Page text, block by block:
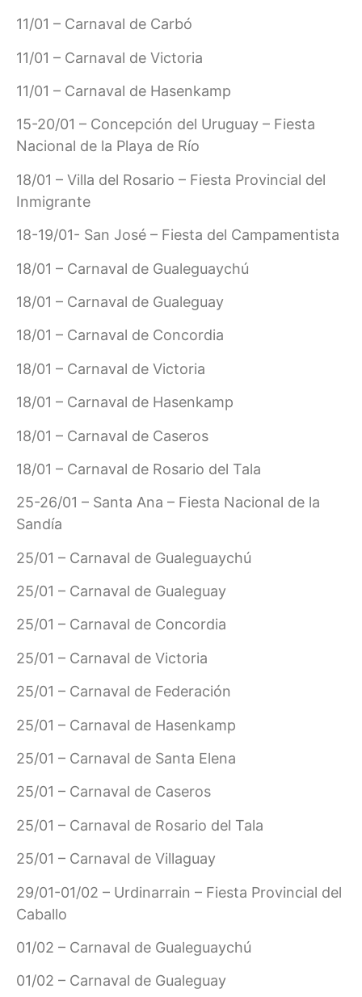
11/01 – Carnaval de Carbó
11/01 – Carnaval de Victoria
11/01 – Carnaval de Hasenkamp
15-20/01 – Concepción del Uruguay – Fiesta
Nacional de la Playa de Río
18/01 – Villa del Rosario – Fiesta Provincial del
Inmigrante
18-19/01- San José – Fiesta del Campamentista
18/01 – Carnaval de Gualeguaychú
18/01 – Carnaval de Gualeguay
18/01 – Carnaval de Concordia
18/01 – Carnaval de Victoria
18/01 – Carnaval de Hasenkamp
18/01 – Carnaval de Caseros
18/01 – Carnaval de Rosario del Tala
25-26/01 – Santa Ana – Fiesta Nacional de la
Sandía
25/01 – Carnaval de Gualeguaychú
25/01 – Carnaval de Gualeguay
25/01 – Carnaval de Concordia
25/01 – Carnaval de Victoria
25/01 – Carnaval de Federación
25/01 – Carnaval de Hasenkamp
25/01 – Carnaval de Santa Elena
25/01 – Carnaval de Caseros
25/01 – Carnaval de Rosario del Tala
25/01 – Carnaval de Villaguay
29/01-01/02 – Urdinarrain – Fiesta Provincial del
Caballo
01/02 – Carnaval de Gualeguaychú
01/02 – Carnaval de Gualeguay